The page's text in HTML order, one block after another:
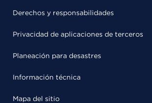
Derechos y responsabilidades
Privacidad de aplicaciones de terceros
Planeación para desastres
Información técnica
Mapa del sitio